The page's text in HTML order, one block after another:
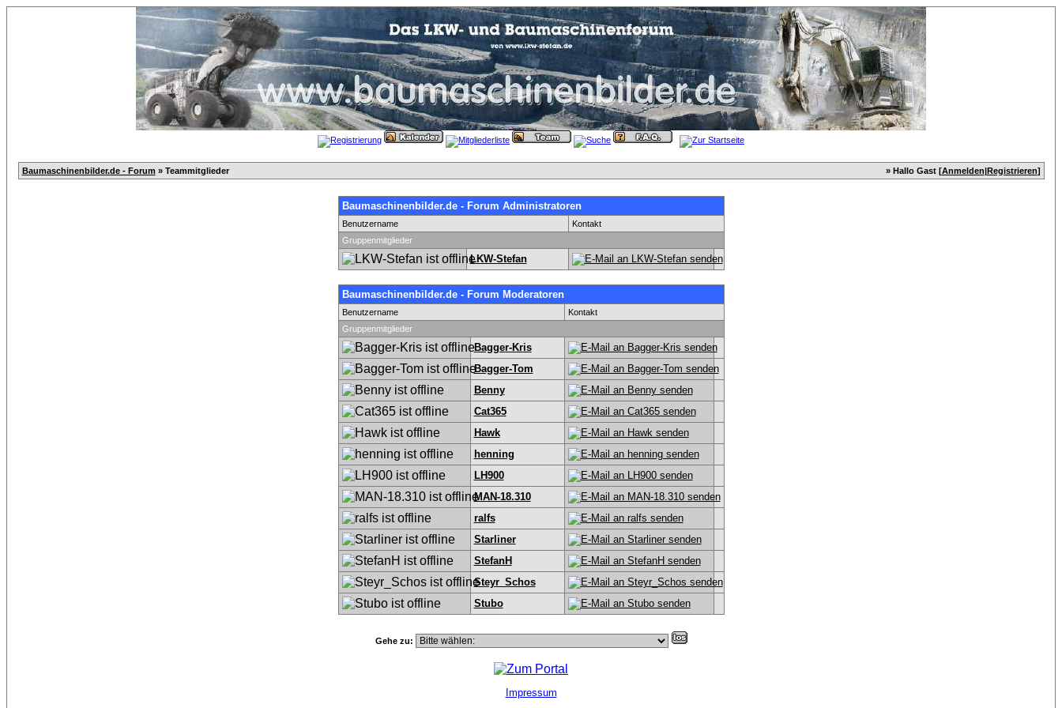
Baumaschinenbilder.de - Forum » Teammitglieder » Hallo Gast [Anmelden|Registrieren]
Baumaschinenbilder.de - Forum Administratoren
Benutzername
Kontakt
Gruppenmitglieder
LKW-Stefan
Baumaschinenbilder.de - Forum Moderatoren
Benutzername
Kontakt
Gruppenmitglieder
Bagger-Kris
Bagger-Tom
Benny
Cat365
Hawk
henning
LH900
MAN-18.310
ralfs
Starliner
StefanH
Steyr_Schos
Stubo
Gehe zu:
Impressum